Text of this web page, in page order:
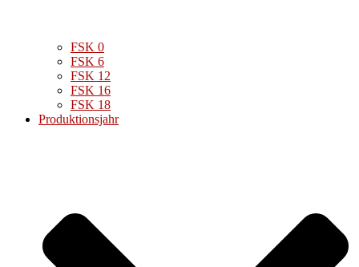
FSK 0
FSK 6
FSK 12
FSK 16
FSK 18
Produktionsjahr